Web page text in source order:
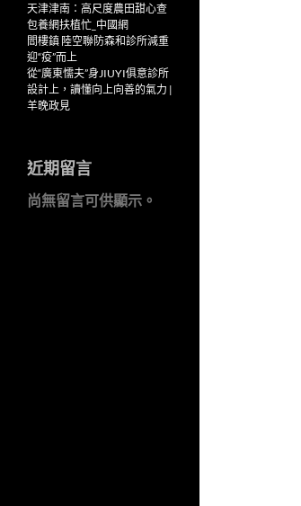
天津津南：高尺度農田甜心查
包養網扶植忙_中國網
閻樓鎮 陸空聯防森和診所減重
迎“疫”而上
從“廣東懦夫”身JIUYI俱意診所
設計上，讀懂向上向善的氣力 |
羊晚政見
近期留言
尚無留言可供顯示。